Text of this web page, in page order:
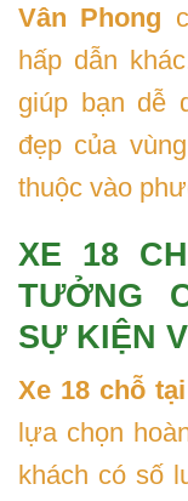
Vân Phong
hấp dẫn
giúp bạn dễ
đẹp của
thuộc vào
XE 18
TƯỞNG
SỰ KIỆN
Xe 18 chỗ
lựa chọn
khách có số